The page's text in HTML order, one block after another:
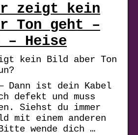
zeigt kein
Ton geht –
– Heise
kein Bild aber Ton
Dann ist dein Kabel
defekt und muss
Siehst du immer
mit einem anderen
Bitte wende dich …